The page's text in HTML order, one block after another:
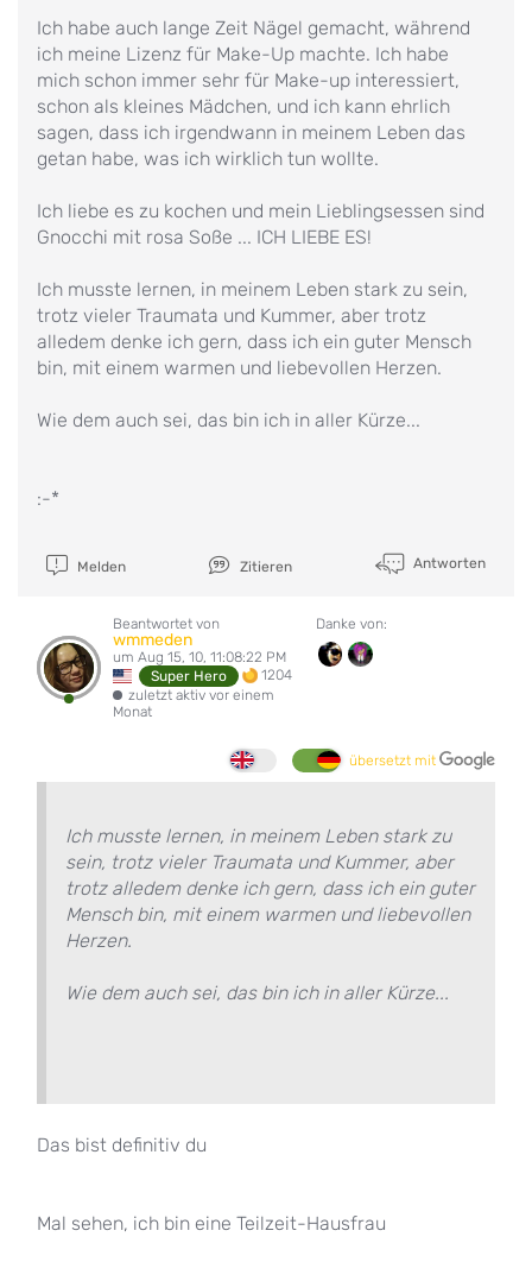
Ich habe auch lange Zeit Nägel gemacht, während
ich meine Lizenz für Make-Up machte. Ich habe
mich schon immer sehr für Make-up interessiert,
schon als kleines Mädchen, und ich kann ehrlich
sagen, dass ich irgendwann in meinem Leben das
getan habe, was ich wirklich tun wollte.
Ich liebe es zu kochen und mein Lieblingsessen sind
Gnocchi mit rosa Soße ... ICH LIEBE ES!
Ich musste lernen, in meinem Leben stark zu sein,
trotz vieler Traumata und Kummer, aber trotz
alledem denke ich gern, dass ich ein guter Mensch
bin, mit einem warmen und liebevollen Herzen.
Wie dem auch sei, das bin ich in aller Kürze...
:-*
Melden Zitieren Antworten
Beantwortet von
wmmeden
um Aug 15, 10, 11:08:22 PM
Super Hero
1204
zuletzt aktiv vor einem
Monat
Danke von:
übersetzt mit
Ich musste lernen, in meinem Leben stark zu
sein, trotz vieler Traumata und Kummer, aber
trotz alledem denke ich gern, dass ich ein guter
Mensch bin, mit einem warmen und liebevollen
Herzen.
Wie dem auch sei, das bin ich in aller Kürze...
Das bist definitiv du
Mal sehen, ich bin eine Teilzeit-Hausfrau